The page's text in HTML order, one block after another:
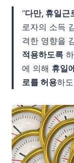
“다만, 휴일근
로자의 소득
격한 영향을
적용하도록
에 의해 휴일
로를 허용하